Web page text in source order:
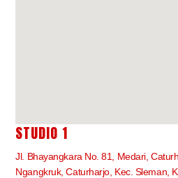
STUDIO 1
Jl. Bhayangkara No. 81, Medari,
Ngangkruk, Caturharjo, Kec. Sleman,